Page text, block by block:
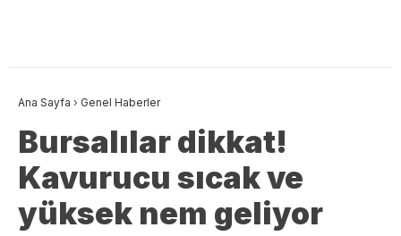
Ana Sayfa › Genel Haberler
Bursalılar dikkat!
Kavurucu sıcak ve
yüksek nem geliyor